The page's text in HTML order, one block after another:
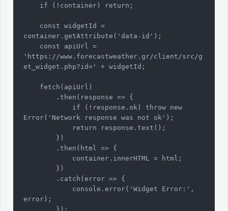
container.getAttribute('data-id');
'https://www.forecastweather.gr/client/src/g
et_widget.php?id=' + widgetId;
Error('Network response was not ok');
error);